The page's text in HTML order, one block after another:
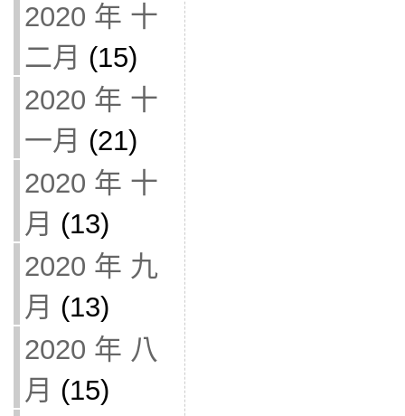
2020 年 十
二月 (15)
2020 年 十
一月 (21)
2020 年 十
月 (13)
2020 年 九
月 (13)
2020 年 八
月 (15)